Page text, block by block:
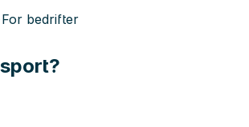
For bedrifter